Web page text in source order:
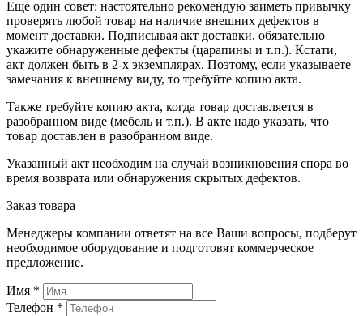
Еще один совет: настоятельно рекомендую заиметь привычку
проверять любой товар на наличие внешних дефектов в
момент доставки. Подписывая акт доставки, обязательно
укажите обнаруженные дефекты (царапины и т.п.). Кстати,
акт должен быть в 2-х экземплярах. Поэтому, если указываете
замечания к внешнему виду, то требуйте копию акта.
Также требуйте копию акта, когда товар доставляется в
разобранном виде (мебель и т.п.). В акте надо указать, что
товар доставлен в разобранном виде.
Указанный акт необходим на случай возникновения спора во
время возврата или обнаружения скрытых дефектов.
Заказ товара
Менеджеры компании ответят на все Ваши вопросы, подберут
необходимое оборудование и подготовят коммерческое
предложение.
Имя *
Телефон *